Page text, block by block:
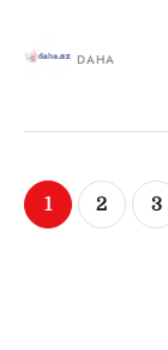
DAHA
1 2 3